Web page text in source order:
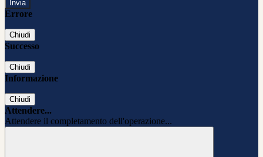
Errore
Chiudi
Successo
Chiudi
Informazione
Chiudi
Attendere...
Attendere il completamento dell'operazione...